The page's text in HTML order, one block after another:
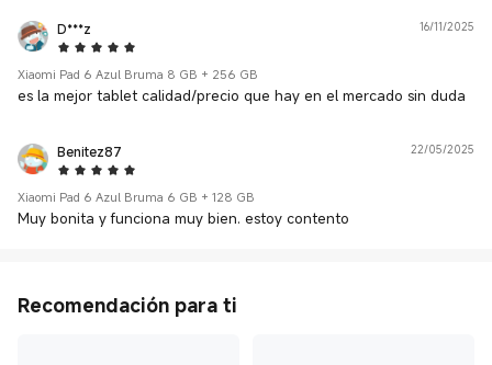
D***z
5 Star
16/11/2025
Xiaomi Pad 6 Azul Bruma 8 GB + 256 GB
es la mejor tablet calidad/precio que hay en el mercado sin duda
Benitez87
5 Star
22/05/2025
Xiaomi Pad 6 Azul Bruma 6 GB + 128 GB
Muy bonita y funciona muy bien. estoy contento
Recomendación para ti